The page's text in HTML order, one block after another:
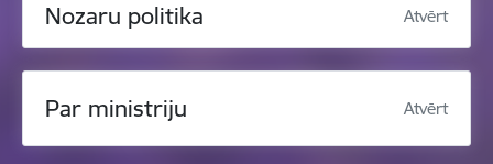
Nozaru politika Atvērt
Par ministriju Atvērt